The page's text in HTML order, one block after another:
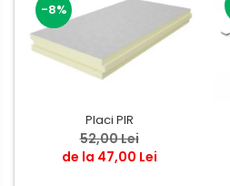
-8%
Placi PIR
52,00 Lei
de la 47,00 Lei